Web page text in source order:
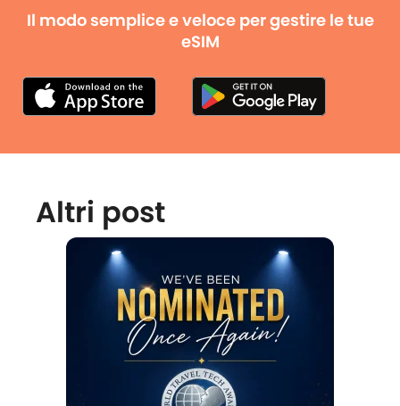
Il modo semplice e veloce per gestire le tue
eSIM
Altri post